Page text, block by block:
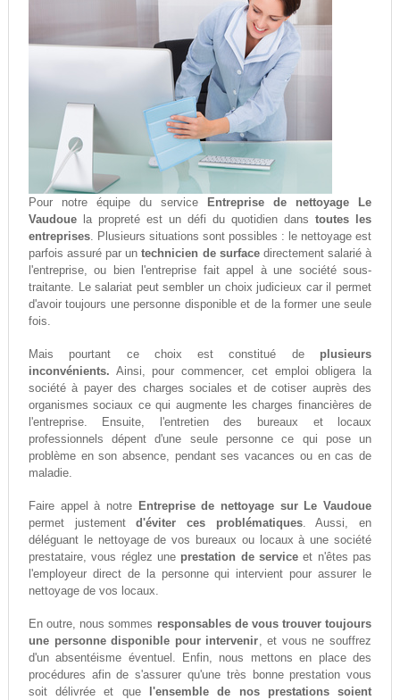
Pour notre équipe du service
Entreprise de nettoyage Le
Vaudouela propreté est un défi du quotidien danstoutes les
entreprises. Plusieurs situations sont possibles : le nettoyage est
parfois assuré par untechnicien de surfacedirectement salarié à
l'entreprise, ou bien l'entreprise fait appel à une société sous-
traitante. Le salariat peut sembler un choix judicieux car il permet
d'avoir toujours une personne disponible et de la former une seule
fois.
Mais pourtant ce choix est constitué de plusieurs
inconvénients. Ainsi, pour commencer, cet emploi obligera la
société à payer des charges sociales et de cotiser auprès des
organismes sociaux ce qui augmente les charges financières de
l'entreprise. Ensuite, l'entretien des bureaux et locaux
professionnels dépent d'une seule personne ce qui pose un
problème en son absence, pendant ses vacances ou en cas de
maladie.
Faire appel à notre Entreprise de nettoyage sur Le Vaudoue
permet justementd'éviter ces problématiques. Aussi, en
déléguant le nettoyage de vos bureaux ou locaux à une société
prestataire, vous réglez une prestation de service et n'êtes pas
l'employeur direct de la personne qui intervient pour assurer le
nettoyage de vos locaux.
En outre, nous sommes responsables de vous trouver toujours
une personne disponible pour intervenir, et vous ne souffrez
d'un absentéisme éventuel. Enfin, nous mettons en place des
procédures afin de s'assurer qu'une très bonne prestation vous
soit délivrée et que
l'ensemble de nos prestations soient